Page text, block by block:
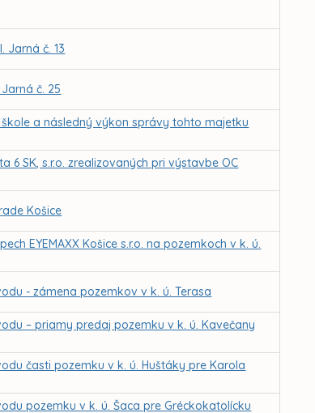
Jarná č. 13
č. 25
a následný výkon správy tohto majetku
SK, s.r.o. zrealizovaných pri výstavbe OC
Košice
EYEMAXX Košice s.r.o. na pozemkoch v k. ú.
- zámena pozemkov v k. ú. Terasa
– priamy predaj pozemku v k. ú. Kavečany
časti pozemku v k. ú. Huštáky pre Karola
pozemku v k. ú. Šaca pre Gréckokatolícku